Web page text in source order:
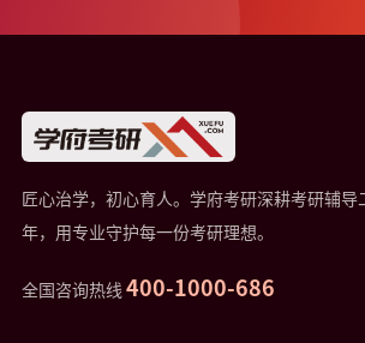
匠心治学，初心育人。学府考研深耕考研辅导
年，用专业守护每一份考研理想。
全国咨询热线400-1000-686